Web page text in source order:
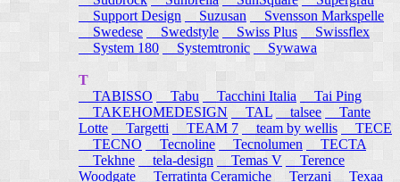
Support Design
Suzusan
Svensson Markspelle
Swedese
Swedstyle Swiss Plus
Swissflex
System 180
Systemtronic Sywawa
T
TABISSO
Tabu Tacchini Italia
Tai Ping
TAKEHOMEDESIGN
TAL talsee
Tante
Lotte
Targetti TEAM 7 team by wellis
TECE
TECNO
Tecnoline Tecnolumen
TECTA
Tekhne
tela-design Temas V
Terence
Woodgate
Terratinta Ceramiche Terzani
Texaa